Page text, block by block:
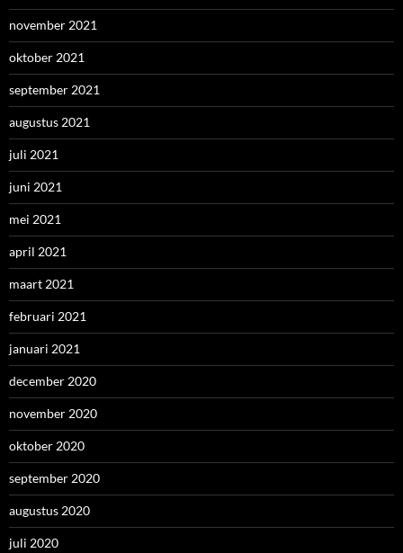
november 2021
oktober 2021
september 2021
augustus 2021
juli 2021
juni 2021
mei 2021
april 2021
maart 2021
februari 2021
januari 2021
december 2020
november 2020
oktober 2020
september 2020
augustus 2020
juli 2020